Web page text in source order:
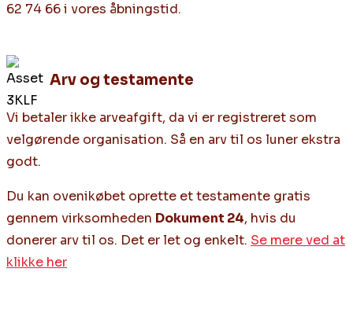
62 74 66 i vores åbningstid.
Arv og testamente
Vi betaler ikke arveafgift, da vi er registreret som
velgørende organisation. Så en arv til os luner ekstra
godt.
Du kan ovenikøbet oprette et testamente gratis
gennem virksomheden Dokument 24, hvis du
donerer arv til os. Det er let og enkelt. Se mere ved at
klikke her